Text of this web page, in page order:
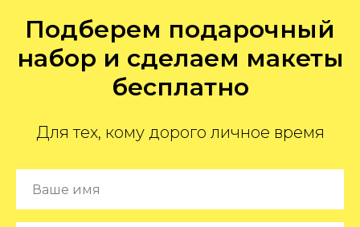
Подберем подарочный
набор и сделаем макеты
бесплатно
Для тех, кому дорого личное время